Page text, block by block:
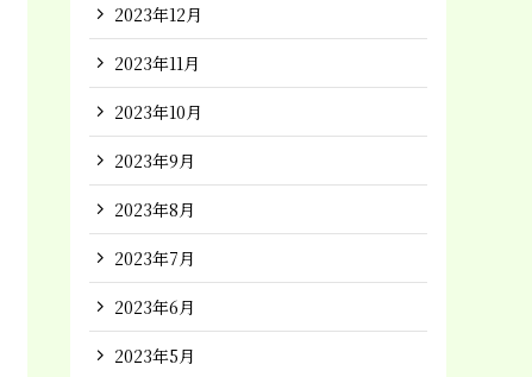
2023年12月
2023年11月
2023年10月
2023年9月
2023年8月
2023年7月
2023年6月
2023年5月